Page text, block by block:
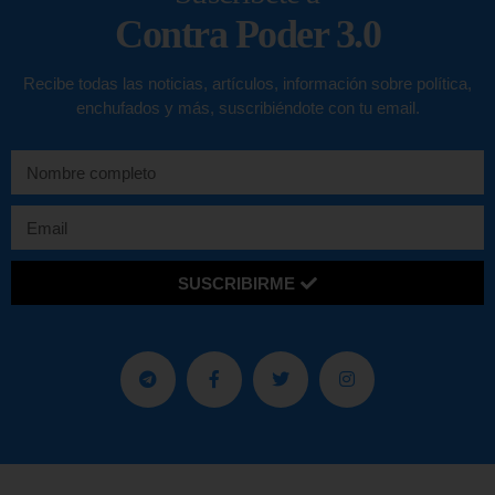
Contra Poder 3.0
Recibe todas las noticias, artículos, información sobre política,
enchufados y más, suscribiéndote con tu email.
SUSCRIBIRME